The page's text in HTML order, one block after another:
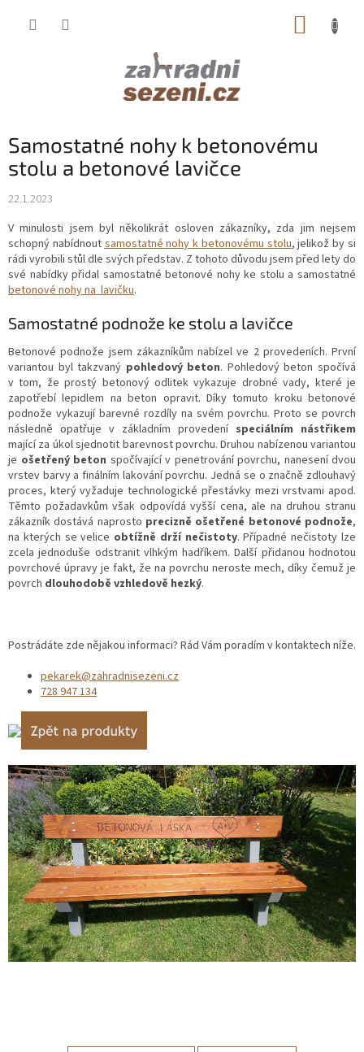
Samostatné nohy k betonovému
stolu a betonové lavičce
22.1.2023
V minulosti jsem byl několikrát osloven zákazníky, zda jim nejsem
schopný nabídnout samostatné nohy k betonovému stolu, jelikož by si
rádi vyrobili stůl dle svých představ. Z tohoto důvodu jsem před lety do
své nabídky přidal samostatné betonové nohy ke stolu a samostatné
betonové nohy na lavičku.
Samostatné podnože ke stolu a lavičce
Betonové podnože jsem zákazníkům nabízel ve 2 provedeních. První
variantou byl takzvaný pohledový beton. Pohledový beton spočívá
v tom, že prostý betonový odlitek vykazuje drobné vady, které je
zapotřebí lepidlem na beton opravit. Díky tomuto kroku betonové
podnože vykazují barevné rozdíly na svém povrchu. Proto se povrch
následně opatřuje v základním provedení speciálním nástřikem
mající za úkol sjednotit barevnost povrchu. Druhou nabízenou variantou
je ošetřený beton spočívající v penetrování povrchu, nanesení dvou
vrstev barvy a finálním lakování povrchu. Jedná se o značně zdlouhavý
proces, který vyžaduje technologické přestávky mezi vrstvami apod.
Těmto požadavkům však odpovídá vyšší cena, ale na druhou stranu
zákazník dostává naprosto precizně ošetřené betonové podnože,
na kterých se velice obtížně drží nečistoty. Případné nečistoty lze
zcela jednoduše odstranit vlhkým hadříkem. Další přidanou hodnotou
povrchové úpravy je fakt, že na povrchu neroste mech, díky čemuž je
povrch dlouhodobě vzhledově hezký.
Postrádáte zde nějakou informaci? Rád Vám poradím v kontaktech níže.
pekarek@zahradnisezeni.cz
728 947 134